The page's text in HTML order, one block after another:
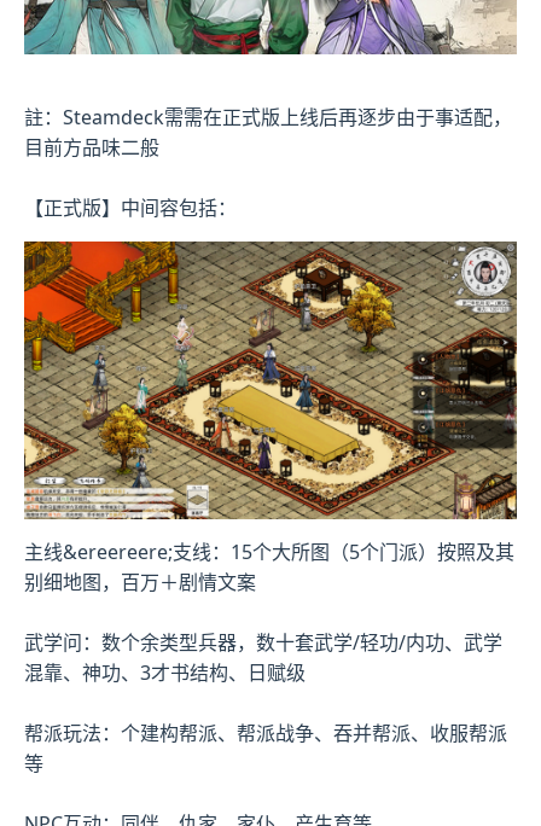
註：Steamdeck需需在正式版上线后再逐步由于事适配，
目前方品味二般
【正式版】中间容包括：
主线&ereereere;支线：15个大所图（5个门派）按照及其
别细地图，百万＋剧情文案
武学问：数个余类型兵器，数十套武学/轻功/内功、武学
混靠、神功、3才书结构、日赋级
帮派玩法：个建构帮派、帮派战争、吞并帮派、收服帮派
等